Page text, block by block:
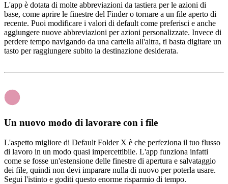
L'app è dotata di molte abbreviazioni da tastiera per le azioni di
base, come aprire le finestre del Finder o tornare a un file aperto di
recente. Puoi modificare i valori di default come preferisci e anche
aggiungere nuove abbreviazioni per azioni personalizzate. Invece di
perdere tempo navigando da una cartella all'altra, ti basta digitare un
tasto per raggiungere subito la destinazione desiderata.
Un nuovo modo di lavorare con i file
L'aspetto migliore di Default Folder X è che perfeziona il tuo flusso
di lavoro in un modo quasi impercettibile. L'app funziona infatti
come se fosse un'estensione delle finestre di apertura e salvataggio
dei file, quindi non devi imparare nulla di nuovo per poterla usare.
Segui l'istinto e goditi questo enorme risparmio di tempo.